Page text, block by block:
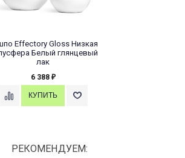
Effectory Gloss Низкая
Белый глянцевый
лак
6 388 ₽
РЕКОМЕНДУЕМ: